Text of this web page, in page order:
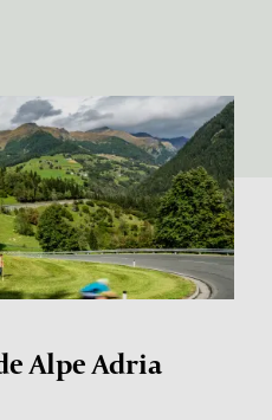
Alpe Adria